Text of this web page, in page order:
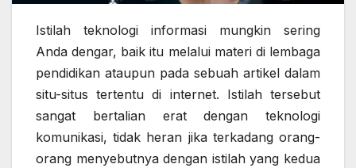
Istilah teknologi informasi mungkin sering
Anda dengar, baik itu melalui materi di lembaga
pendidikan ataupun pada sebuah artikel dalam
situ-situs tertentu di internet. Istilah tersebut
sangat bertalian erat dengan teknologi
komunikasi, tidak heran jika terkadang orang-
orang menyebutnya dengan istilah yang kedua